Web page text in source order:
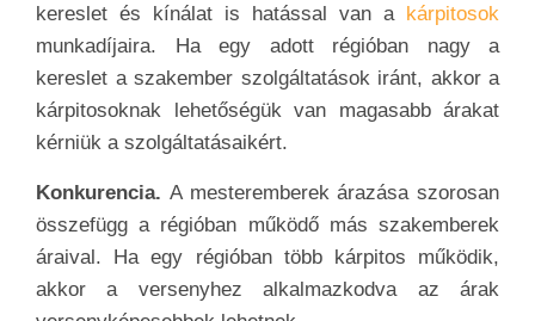
kereslet és kínálat is hatással van a kárpitosok
munkadíjaira. Ha egy adott régióban nagy a
kereslet a szakember szolgáltatások iránt, akkor a
kárpitosoknak lehetőségük van magasabb árakat
kérniük a szolgáltatásaikért.
Konkurencia. A mesteremberek árazása szorosan
összefügg a régióban működő más szakemberek
áraival. Ha egy régióban több kárpitos működik,
akkor a versenyhez alkalmazkodva az árak